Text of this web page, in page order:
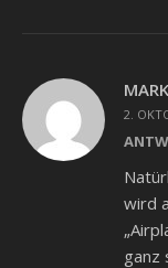
2.
wird
ganz